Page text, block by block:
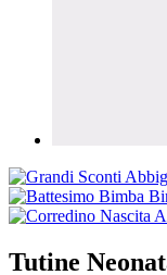
Tutine